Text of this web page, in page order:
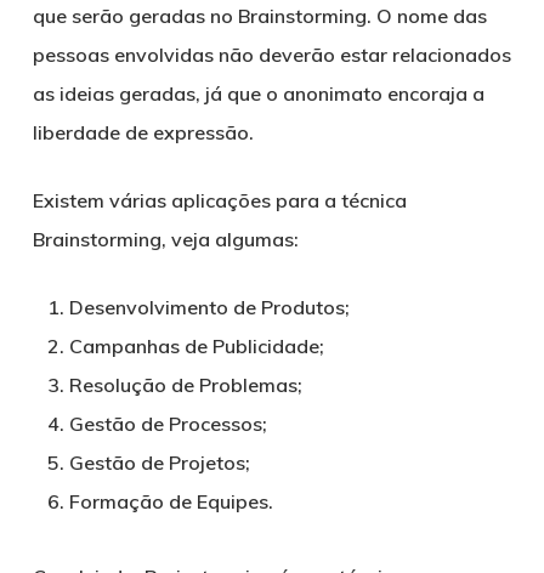
que serão geradas no Brainstorming. O nome das
pessoas envolvidas não deverão estar relacionados
as ideias geradas, já que o anonimato encoraja a
liberdade de expressão.
Existem várias aplicações para a técnica
Brainstorming, veja algumas:
Desenvolvimento de Produtos;
Campanhas de Publicidade;
Resolução de Problemas;
Gestão de Processos;
Gestão de Projetos;
Formação de Equipes.